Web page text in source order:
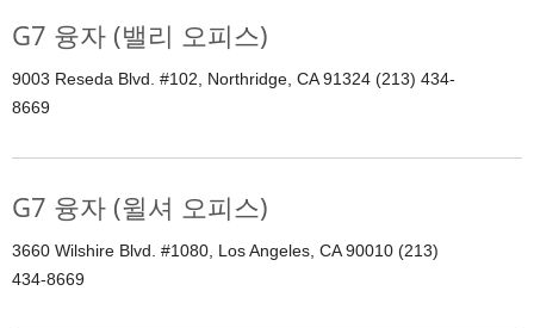
G7 융자 (밸리 오피스)
9003 Reseda Blvd. #102, Northridge, CA 91324 (213) 434-
8669
G7 융자 (윌셔 오피스)
3660 Wilshire Blvd. #1080, Los Angeles, CA 90010 (213)
434-8669